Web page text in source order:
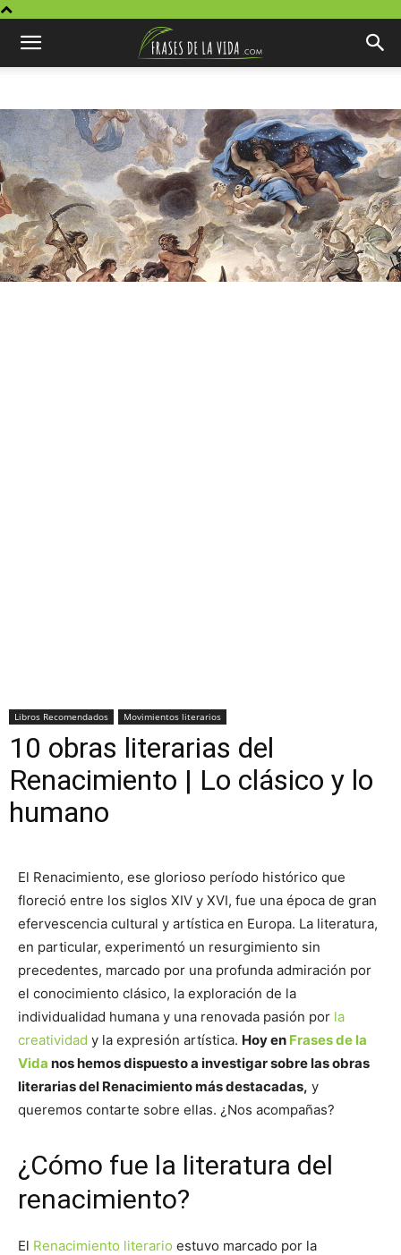
Libros Recomendados Movimientos literarios
10 obras literarias del
Renacimiento | Lo clásico y lo
humano
El Renacimiento, ese glorioso período histórico que
floreció entre los siglos XIV y XVI, fue una época de gran
efervescencia cultural y artística en Europa. La literatura,
en particular, experimentó un resurgimiento sin
precedentes, marcado por una profunda admiración por
el conocimiento clásico, la exploración de la
individualidad humana y una renovada pasión por la
creatividad y la expresión artística. Hoy en Frases de la
Vida nos hemos dispuesto a investigar sobre las obras
literarias del Renacimiento más destacadas, y
queremos contarte sobre ellas. ¿Nos acompañas?
¿Cómo fue la literatura del
renacimiento?
El Renacimiento literario estuvo marcado por la